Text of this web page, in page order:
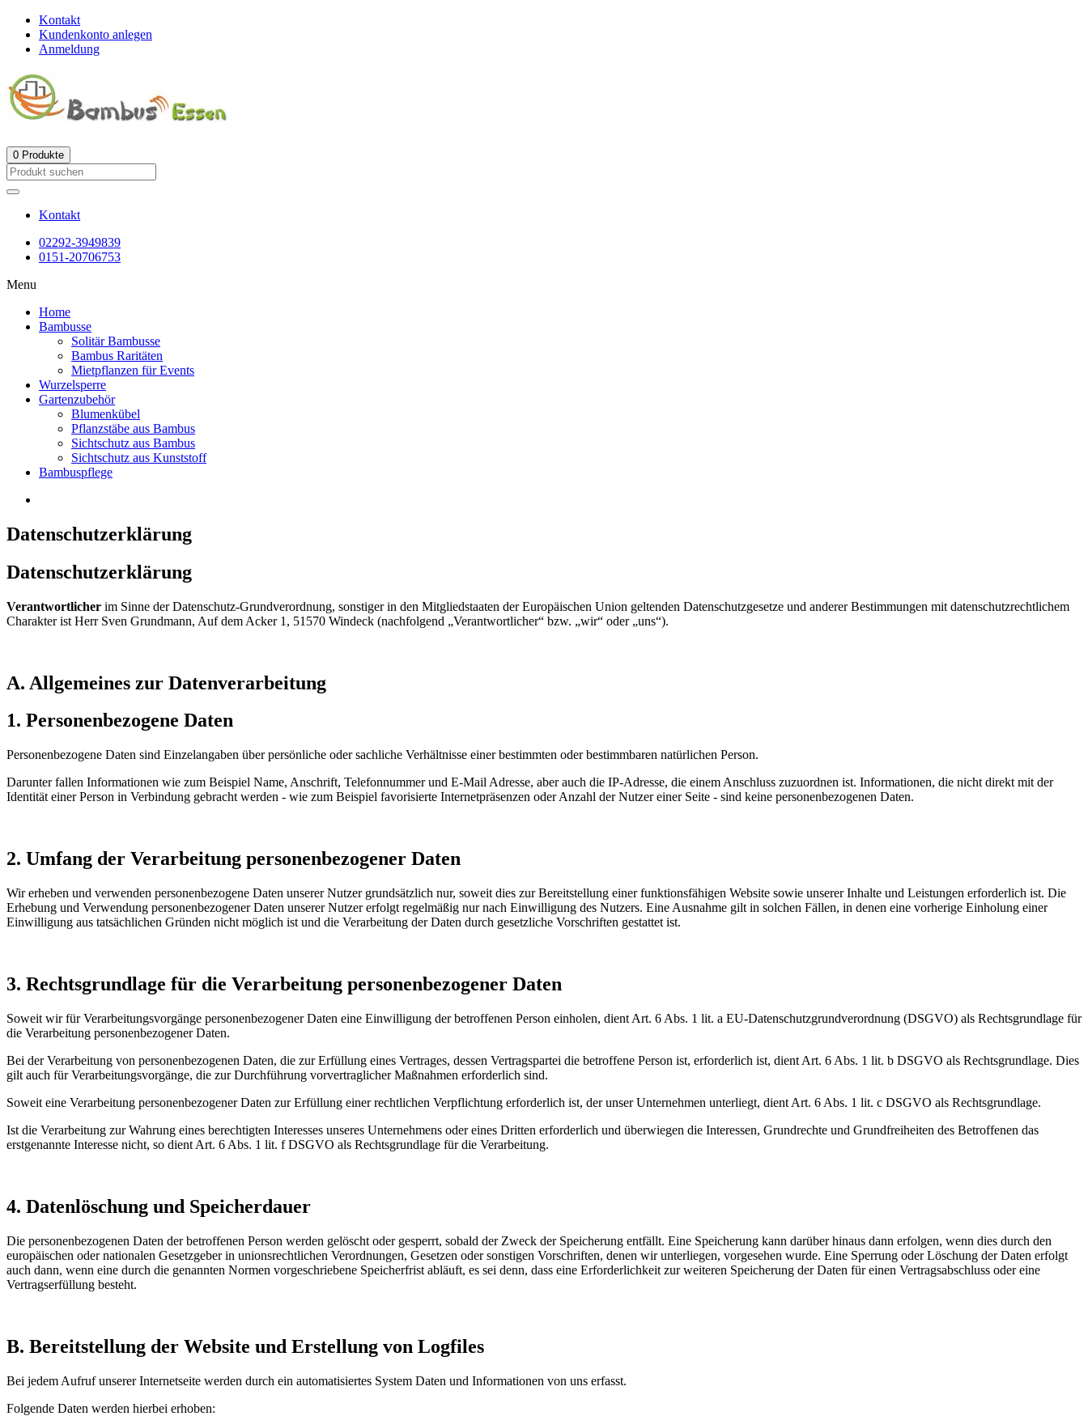
Kontakt
Kundenkonto anlegen
Anmeldung
0 Produkte
Kontakt
02292-3949839
0151-20706753
Menu
Home
Bambusse
Solitär Bambusse
Bambus Raritäten
Mietpflanzen für Events
Wurzelsperre
Gartenzubehör
Blumenkübel
Pflanzstäbe aus Bambus
Sichtschutz aus Bambus
Sichtschutz aus Kunststoff
Bambuspflege
Datenschutzerklärung
Datenschutzerklärung
Verantwortlicher im Sinne der Datenschutz-Grundverordnung, sonstiger in den Mitgliedstaaten der Europäischen Union geltenden Datenschutzgesetze und anderer Bestimmungen mit datenschutzrechtlichem
Charakter ist Herr Sven Grundmann, Auf dem Acker 1, 51570 Windeck (nachfolgend „Verantwortlicher“ bzw. „wir“ oder „uns“).
A. Allgemeines zur Datenverarbeitung
1. Personenbezogene Daten
Personenbezogene Daten sind Einzelangaben über persönliche oder sachliche Verhältnisse einer bestimmten oder bestimmbaren natürlichen Person.
Darunter fallen Informationen wie zum Beispiel Name, Anschrift, Telefonnummer und E-Mail Adresse, aber auch die IP-Adresse, die einem Anschluss zuzuordnen ist. Informationen, die nicht direkt mit der
Identität einer Person in Verbindung gebracht werden - wie zum Beispiel favorisierte Internetpräsenzen oder Anzahl der Nutzer einer Seite - sind keine personenbezogenen Daten.
2. Umfang der Verarbeitung personenbezogener Daten
Wir erheben und verwenden personenbezogene Daten unserer Nutzer grundsätzlich nur, soweit dies zur Bereitstellung einer funktionsfähigen Website sowie unserer Inhalte und Leistungen erforderlich ist. Die
Erhebung und Verwendung personenbezogener Daten unserer Nutzer erfolgt regelmäßig nur nach Einwilligung des Nutzers. Eine Ausnahme gilt in solchen Fällen, in denen eine vorherige Einholung einer
Einwilligung aus tatsächlichen Gründen nicht möglich ist und die Verarbeitung der Daten durch gesetzliche Vorschriften gestattet ist.
3. Rechtsgrundlage für die Verarbeitung personenbezogener Daten
Soweit wir für Verarbeitungsvorgänge personenbezogener Daten eine Einwilligung der betroffenen Person einholen, dient Art. 6 Abs. 1 lit. a EU-Datenschutzgrundverordnung (DSGVO) als Rechtsgrundlage für
die Verarbeitung personenbezogener Daten.
Bei der Verarbeitung von personenbezogenen Daten, die zur Erfüllung eines Vertrages, dessen Vertragspartei die betroffene Person ist, erforderlich ist, dient Art. 6 Abs. 1 lit. b DSGVO als Rechtsgrundlage. Dies
gilt auch für Verarbeitungsvorgänge, die zur Durchführung vorvertraglicher Maßnahmen erforderlich sind.
Soweit eine Verarbeitung personenbezogener Daten zur Erfüllung einer rechtlichen Verpflichtung erforderlich ist, der unser Unternehmen unterliegt, dient Art. 6 Abs. 1 lit. c DSGVO als Rechtsgrundlage.
Ist die Verarbeitung zur Wahrung eines berechtigten Interesses unseres Unternehmens oder eines Dritten erforderlich und überwiegen die Interessen, Grundrechte und Grundfreiheiten des Betroffenen das
erstgenannte Interesse nicht, so dient Art. 6 Abs. 1 lit. f DSGVO als Rechtsgrundlage für die Verarbeitung.
4. Datenlöschung und Speicherdauer
Die personenbezogenen Daten der betroffenen Person werden gelöscht oder gesperrt, sobald der Zweck der Speicherung entfällt. Eine Speicherung kann darüber hinaus dann erfolgen, wenn dies durch den
europäischen oder nationalen Gesetzgeber in unionsrechtlichen Verordnungen, Gesetzen oder sonstigen Vorschriften, denen wir unterliegen, vorgesehen wurde. Eine Sperrung oder Löschung der Daten erfolgt
auch dann, wenn eine durch die genannten Normen vorgeschriebene Speicherfrist abläuft, es sei denn, dass eine Erforderlichkeit zur weiteren Speicherung der Daten für einen Vertragsabschluss oder eine
Vertragserfüllung besteht.
B. Bereitstellung der Website und Erstellung von Logfiles
Bei jedem Aufruf unserer Internetseite werden durch ein automatisiertes System Daten und Informationen von uns erfasst.
Folgende Daten werden hierbei erhoben: